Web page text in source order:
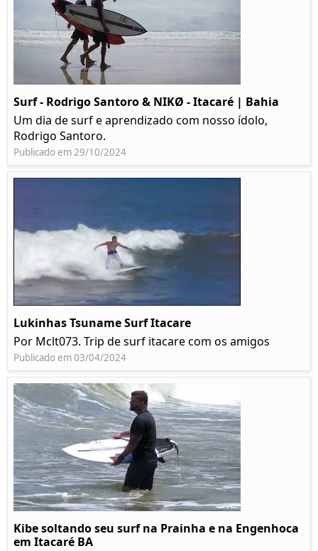
Surf - Rodrigo Santoro & NIKØ - Itacaré | Bahia
Um dia de surf e aprendizado com nosso ídolo,
Rodrigo Santoro.
Publicado em 29/10/2024
Lukinhas Tsuname Surf Itacare
Por Mclt073. Trip de surf itacare com os amigos
Publicado em 03/04/2024
Kibe soltando seu surf na Prainha e na Engenhoca
em Itacaré BA